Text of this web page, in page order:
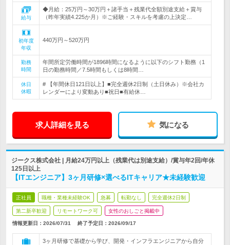
給与
◆月給：25万円～30万円＋諸手当＋残業代全額別途支給＋賞与
（昨年実績4.225か月）※ご経験・スキルを考慮の上決定…
初年度
年収
440万円～520万円
勤務
時間
年間所定労働時間が1896時間になるように以下のシフト勤務（1
日の勤務時間／7.5時間もしくは8時間…
休日
休暇
# 【年間休日121日以上】■完全週休2日制（土日休み）※会社カ
レンダーにより変動あり■祝日■有給休…
求人詳細を見る 気になる
ジークス株式会社 | 月給24万円以上（残業代は別途支給）/賞与年2回/年休
125日以上
【ITエンジニア】3ヶ月研修×選べるITキャリア★未経験歓迎
正社員 職種・業種未経験OK 急募 転勤なし 完全週休2日制
第二新卒歓迎 リモートワーク可 女性のおしごと掲載中
情報更新日：2026/07/31 終了予定日： 2026/09/17
3ヶ月研修で基礎から学び、開発・インフラエンジニアから自分